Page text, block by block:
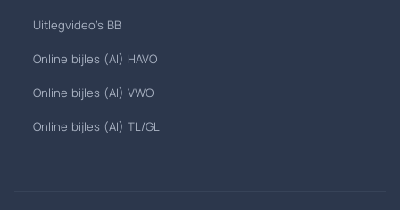
Uitlegvideo's BB
Online bijles (AI) HAVO
Online bijles (AI) VWO
Online bijles (AI) TL/GL